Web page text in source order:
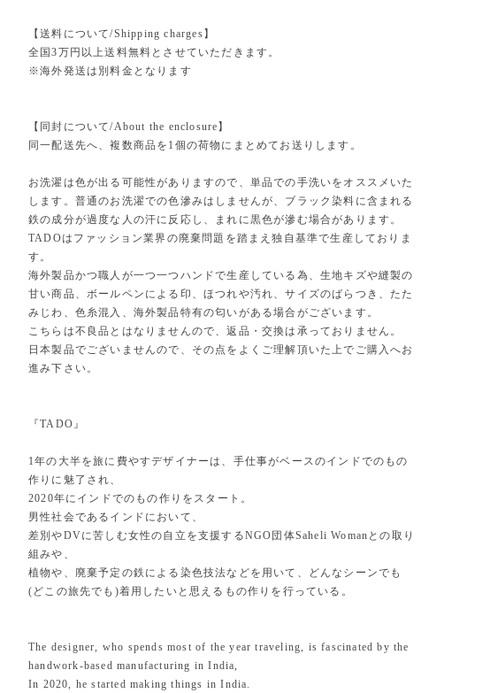
【送料について/Shipping charges】
全国3万円以上送料無料とさせていただきます。
※海外発送は別料金となります
【同封について/About the enclosure】
同一配送先へ、複数商品を1個の荷物にまとめてお送りします。
お洗濯は色が出る可能性がありますので、単品での手洗いをオススメいた
します。普通のお洗濯での色滲みはしませんが、ブラック染料に含まれる
鉄の成分が過度な人の汗に反応し、まれに黒色が滲む場合があります。
TADOはファッション業界の廃棄問題を踏まえ独自基準で生産しておりま
す。
海外製品かつ職人が一つ一つハンドで生産している為、生地キズや縫製の
甘い商品、ボールペンによる印、ほつれや汚れ、サイズのばらつき、たた
みじわ、色糸混入、海外製品特有の匂いがある場合がございます。
こちらは不良品とはなりませんので、返品・交換は承っておりません。
日本製品でございませんので、その点をよくご理解頂いた上でご購入へお
進み下さい。
『TADO』
1年の大半を旅に費やすデザイナーは、手仕事がベースのインドでのもの
作りに魅了され、
2020年にインドでのもの作りをスタート。
男性社会であるインドにおいて、
差別やDVに苦しむ女性の自立を支援するNGO団体Saheli Womanとの取り
組みや、
植物や、廃棄予定の鉄による染色技法などを用いて、どんなシーンでも
(どこの旅先でも)着用したいと思えるもの作りを行っている。
The designer, who spends most of the year traveling, is fascinated by the
handwork-based manufacturing in India,
In 2020, he started making things in India.